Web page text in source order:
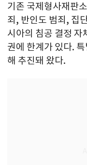
기존 국제형사재판
죄, 반인도 범죄, 집
시아의 침공 결정 자
권에 한계가 있다.
해 추진돼 왔다.